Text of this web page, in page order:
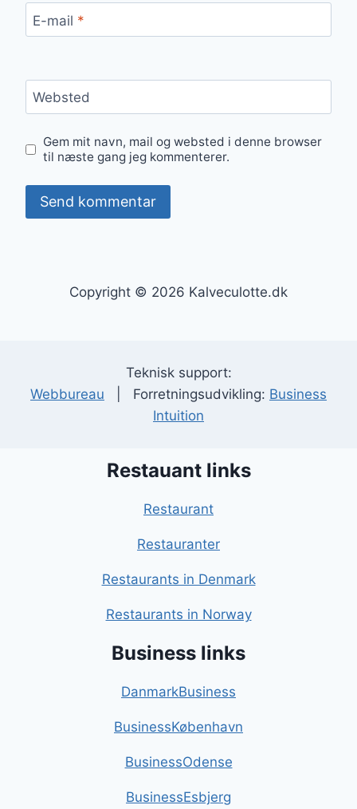
E-mail *
Websted
Gem mit navn, mail og websted i denne browser
til næste gang jeg kommenterer.
Copyright © 2026 Kalveculotte.dk
Teknisk support:
Webbureau | Forretningsudvikling: Business
Intuition
Restauant links
Restaurant
Restauranter
Restaurants in Denmark
Restaurants in Norway
Business links
DanmarkBusiness
BusinessKøbenhavn
BusinessOdense
BusinessEsbjerg